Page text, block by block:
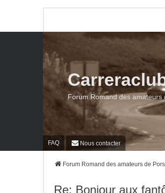
FAQ Nous contacter
Forum Romand des amateurs
Forum Romand des amateurs de
Re: Bonjour aux